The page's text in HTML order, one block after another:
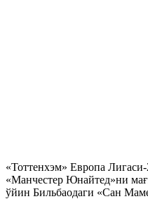
«Тоттенхэм» Европа
«Манчестер Юнайтед»ни
ўйин Бильбаодаги «Сан